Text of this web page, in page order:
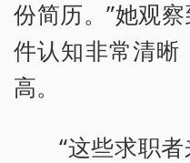
份简历。”她观
件认知非常清晰
高。
“这些求职